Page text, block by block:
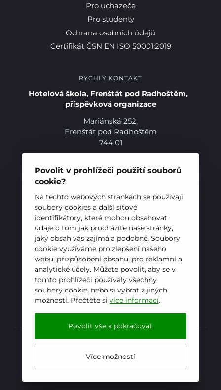
Povolit v prohlížeči použití souborů
cookie?
Na těchto webových stránkách se používají
soubory cookies a další síťové
identifikátory, které mohou obsahovat
údaje o tom jak procházíte naše stránky,
jaký obsah vás zajímá a podobně. Soubory
cookie využíváme pro zlepšení našeho
webu, přizpůsobení obsahu, pro reklamní a
analytické účely. Můžete povolit, aby se v
tomto prohlížeči používaly všechny
soubory cookie, nebo si vybrat z jiných
možností. Přečtěte si více informací.
Povolit vše a pokračovat
Více možností
E-mail WhatsAppFacebook
Pro uchazeče
Pro studenty
Ochrana osobních údajů
Certifikát ČSN EN ISO 50001:2019
RYCHLÝ KONTAKT
Hotelová škola, Frenštát pod Radhoštěm,
příspěvková organizace
Mariánská 252,
Frenštát pod Radhoštěm
744 01
E-mail:sekretariat@hotelovkafren.cz
Datová schránka: bc5jrez
IČ: 00576441
ZŘIZOVATEL
Hotelová škola, Frenštát pod Radhoštěm je
příspěvkovou organizací zřizovanou
Moravskoslezským krajem
Powered byiCARD:CMS